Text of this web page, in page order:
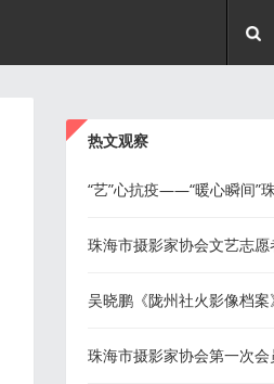
热文观察
“艺”心抗疫——“暖心瞬间”
品展入选作品50幅
珠海市摄影家协会文艺志愿
期“慢病关爱”入户核查拍摄
吴晓鹏《陇州社火影像档
影名家精品展
珠海市摄影家协会第一次